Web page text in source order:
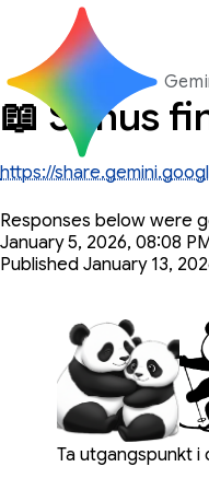
📖 Sonus
https://
Responses below were
January 5, 2026, 08:08
Published January 13,
You said
Ta utgangspunkt i